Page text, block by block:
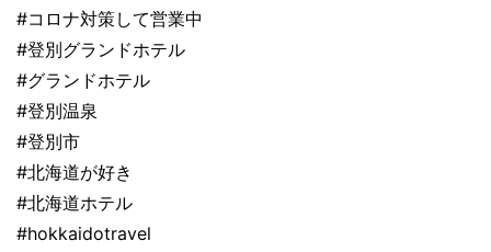
#コロナ対策して営業中
#登別グランドホテル
#グランドホテル
#登別温泉
#登別市
#北海道が好き
#北海道ホテル
#hokkaidotravel